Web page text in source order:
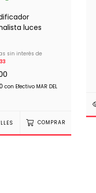
luces
sin interés de
con Efectivo MAR DEL
COMPRAR